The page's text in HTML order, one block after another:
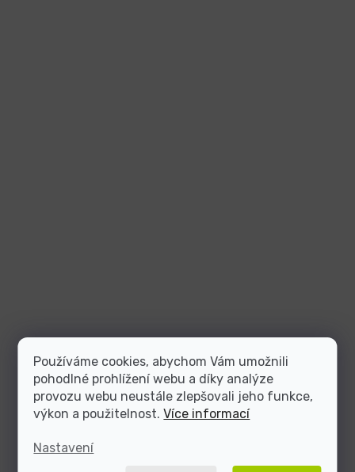
Používáme cookies, abychom Vám umožnili
pohodlné prohlížení webu a díky analýze
provozu webu neustále zlepšovali jeho funkce,
výkon a použitelnost.Více informací
Nastavení